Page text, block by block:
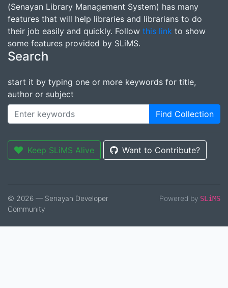
(Senayan Library Management System) has many
features that will help libraries and librarians to do
their job easily and quickly. Follow this link to show
some features provided by SLiMS.
Search
start it by typing one or more keywords for title,
author or subject
Find Collection
Keep SLiMS Alive Want to Contribute?
© 2026 — Senayan Developer
Community
Powered by SLiMS